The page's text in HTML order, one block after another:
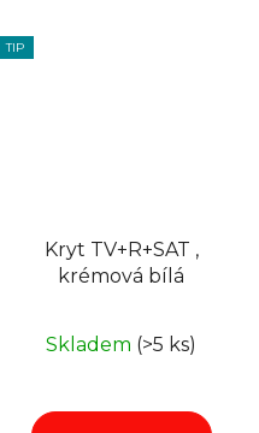
TIP
Kryt TV+R+SAT ,
krémová bílá
Skladem (>5 ks)